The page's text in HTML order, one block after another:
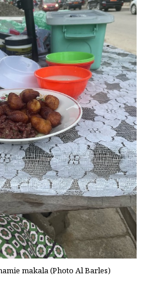
makala (Photo Al Barles)